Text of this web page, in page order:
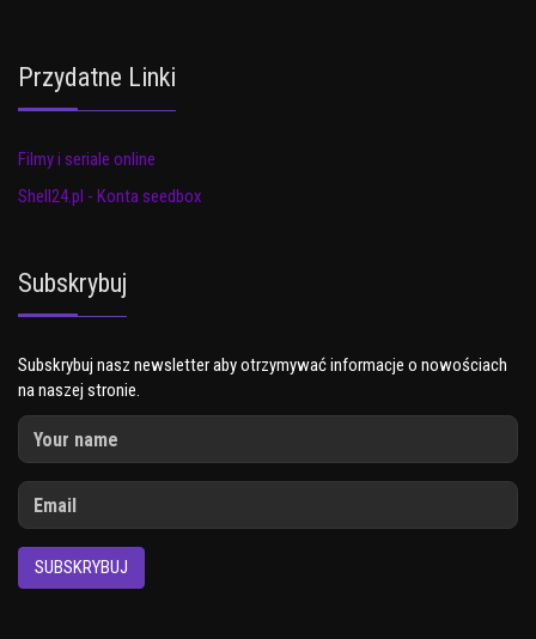
Przydatne Linki
Filmy i seriale online
Shell24.pl - Konta seedbox
Subskrybuj
Subskrybuj nasz newsletter aby otrzymywać informacje o nowościach
na naszej stronie.
SUBSKRYBUJ